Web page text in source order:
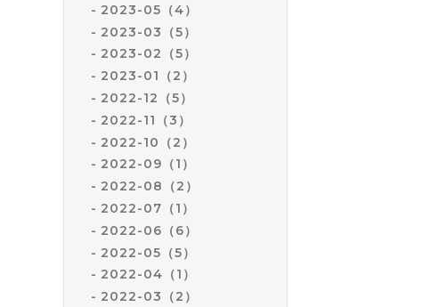
2023-05（4）
2023-03（5）
2023-02（5）
2023-01（2）
2022-12（5）
2022-11（3）
2022-10（2）
2022-09（1）
2022-08（2）
2022-07（1）
2022-06（6）
2022-05（5）
2022-04（1）
2022-03（2）